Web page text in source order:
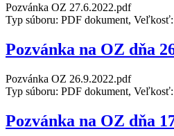
Pozvánka OZ 27.6.2022.pdf
Typ súboru: PDF dokument,
Pozvánka na OZ dňa
Pozvánka OZ 26.9.2022.pdf
Typ súboru: PDF dokument,
Pozvánka na OZ dňa